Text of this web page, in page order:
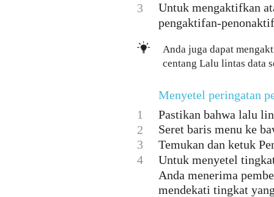
3
Untuk mengaktifkan
pengaktifan-
Anda juga dapat
centang Lalu lintas data
Menyetel peringatan
1
Pastikan bahwa lalu
2
Seret baris menu ke
3
Temukan dan ketuk
4
Untuk menyetel
Anda menerima
mendekati tingkat